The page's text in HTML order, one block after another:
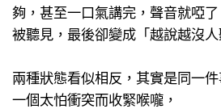
夠，甚至一口氣講完，聲音就啞
被聽見，最後卻變成「越說越沒人
兩種狀態看似相反，其實是同一
一個太怕衝突而收緊喉嚨，